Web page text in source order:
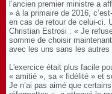
l’ancien premier ministre a
» à la primaire de 2016,
en cas de retour de celui-ci.
Christian Estrosi : « Je
somme de choisir
avec les uns sans les autres
L'exercice était plus facile
« amitié », sa « fidélité » et
Je n’ai pas aimé que